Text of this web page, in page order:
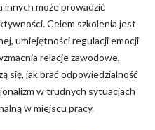
może prowadzić
Celem szkolenia jest
umiejętności regulacji emocji
relacje zawodowe,
się, jak brać odpowiedzialność
w trudnych sytuacjach
w miejscu pracy.